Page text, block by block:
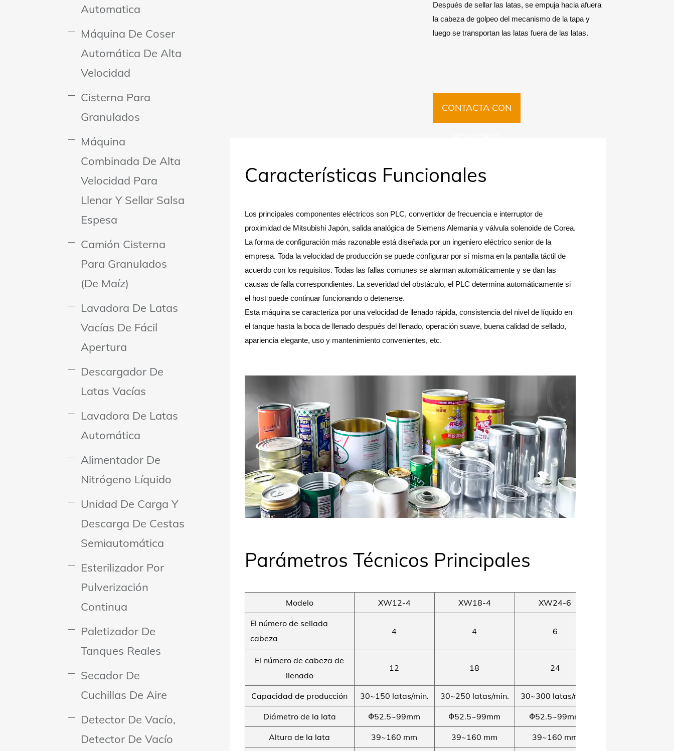
Automatica
Máquina De Coser
Automática De Alta
Velocidad
Cisterna Para
Granulados
Máquina
Combinada De Alta
Velocidad Para
Llenar Y Sellar Salsa
Espesa
Camión Cisterna
Para Granulados
(de Maíz)
Lavadora De Latas
Vacías De Fácil
Apertura
Descargador De
Latas Vacías
Lavadora De Latas
Automática
Alimentador De
Nitrógeno Líquido
Unidad De Carga Y
Descarga De Cestas
Semiautomática
Esterilizador Por
Pulverización
Continua
Paletizador De
Tanques Reales
Secador De
Cuchillas De Aire
Detector De Vacío,
Detector De Vacío
Después de sellar las latas, se empuja hacia afuera
la cabeza de golpeo del mecanismo de la tapa y
luego se transportan las latas fuera de las latas.
CONTACTA CON
Características Funcionales
Los principales componentes eléctricos son PLC, convertidor de frecuencia e interruptor de
proximidad de Mitsubishi Japón, salida analógica de Siemens Alemania y válvula solenoide de Corea.
La forma de configuración más razonable está diseñada por un ingeniero eléctrico senior de la
empresa. Toda la velocidad de producción se puede configurar por sí misma en la pantalla táctil de
acuerdo con los requisitos. Todas las fallas comunes se alarman automáticamente y se dan las
causas de falla correspondientes. La severidad del obstáculo, el PLC determina automáticamente si
el host puede continuar funcionando o detenerse.
Esta máquina se caracteriza por una velocidad de llenado rápida, consistencia del nivel de líquido en
el tanque hasta la boca de llenado después del llenado, operación suave, buena calidad de sellado,
apariencia elegante, uso y mantenimiento convenientes, etc.
Parámetros Técnicos Principales
Modelo XW12-4 XW18-4 XW24-6
El número de sellada
cabeza
4 4 6
El número de cabeza de
llenado
12 18 24
Capacidad de producción 30~150 latas/min. 30~250 latas/min. 30~300 latas/min.
Diámetro de la lata Ф52.5~99mm Ф52.5~99mm Ф52.5~99mm
Altura de la lata 39~160 mm 39~160 mm 39~160 mm